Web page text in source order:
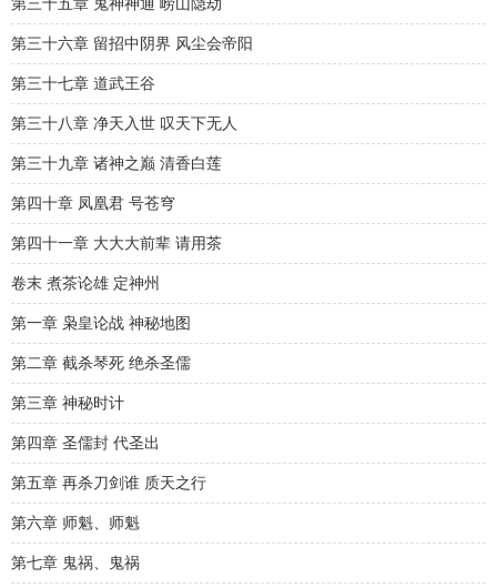
第三十五章 鬼神神通 崂山隐劫
第三十六章 留招中阴界 风尘会帝阳
第三十七章 道武王谷
第三十八章 净天入世 叹天下无人
第三十九章 诸神之巅 清香白莲
第四十章 凤凰君 号苍穹
第四十一章 大大大前辈 请用茶
卷末 煮茶论雄 定神州
第一章 枭皇论战 神秘地图
第二章 截杀琴死 绝杀圣儒
第三章 神秘时计
第四章 圣儒封 代圣出
第五章 再杀刀剑谁 质天之行
第六章 师魁、师魁
第七章 鬼祸、鬼祸